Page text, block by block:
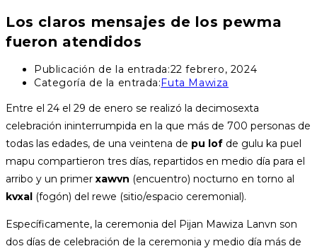
Los claros mensajes de los pewma
fueron atendidos
Publicación de la entrada:22 febrero, 2024
Categoría de la entrada: Futa Mawiza
Entre el 24 el 29 de enero se realizó la decimosexta
celebración ininterrumpida en la que más de 700 personas de
todas las edades, de una veintena de pu lof de gulu ka puel
mapu compartieron tres días, repartidos en medio día para el
arribo y un primer xawvn (encuentro) nocturno en torno al
kvxal (fogón) del rewe (sitio/espacio ceremonial).
Específicamente, la ceremonia del Pijan Mawiza Lanvn son
dos días de celebración de la ceremonia y medio día más de